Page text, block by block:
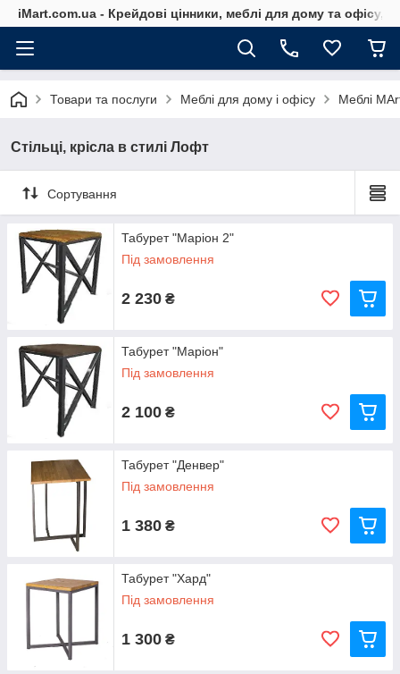
iMart.com.ua - Крейдові цінники, меблі для дому та офісу,
Товари та послуги Меблі для дому і офісу Меблі
Стільці, крісла в стилі Лофт
Сортування
Табурет "Маріон 2"
Під замовлення
2 230 ₴
Табурет "Маріон"
Під замовлення
2 100 ₴
Табурет "Денвер"
Під замовлення
1 380 ₴
Табурет "Хард"
Під замовлення
1 300 ₴